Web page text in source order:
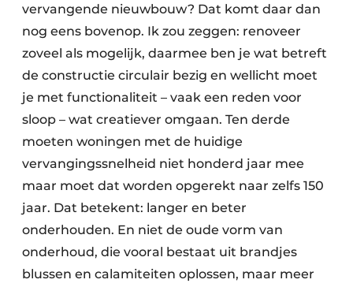
vervangende nieuwbouw? Dat komt daar dan
nog eens bovenop. Ik zou zeggen: renoveer
zoveel als mogelijk, daarmee ben je wat betreft
de constructie circulair bezig en wellicht moet
je met functionaliteit – vaak een reden voor
sloop – wat creatiever omgaan. Ten derde
moeten woningen met de huidige
vervangingssnelheid niet honderd jaar mee
maar moet dat worden opgerekt naar zelfs 150
jaar. Dat betekent: langer en beter
onderhouden. En niet de oude vorm van
onderhoud, die vooral bestaat uit brandjes
blussen en calamiteiten oplossen, maar meer